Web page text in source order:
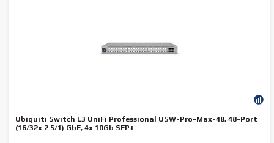
Ubiquiti Switch L3 UniFi Professional USW-Pro-Max-48, 48-Port
(16/32x 2.5/1) GbE, 4x 10Gb SFP+